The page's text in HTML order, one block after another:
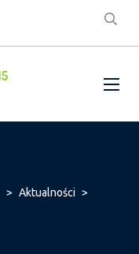
> Aktualności >